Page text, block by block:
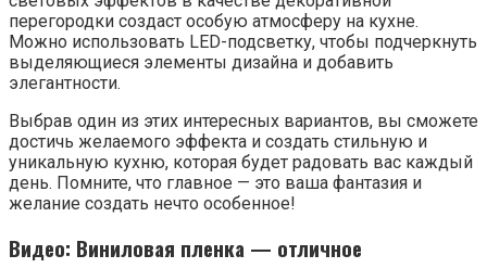
перегородки создаст особую атмосферу на кухне.
Можно использовать LED-подсветку, чтобы подчеркнуть
выделяющиеся элементы дизайна и добавить
элегантности.
Выбрав один из этих интересных вариантов, вы сможете
достичь желаемого эффекта и создать стильную и
уникальную кухню, которая будет радовать вас каждый
день. Помните, что главное — это ваша фантазия и
желание создать нечто особенное!
Видео: Виниловая пленка — отличное